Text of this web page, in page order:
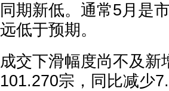
同期新低。通常5月是
远低于预期。
成交下滑幅度尚不及新
101.270宗，同比减少